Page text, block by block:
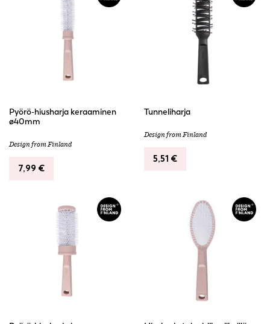
Pyörö-hiusharja keraaminen
ø40mm
Design from Finland
7,99 €
Tunneliharja
Design from Finland
5,51 €